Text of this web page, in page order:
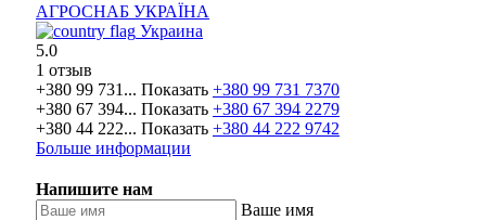
АГРОСНАБ УКРАЇНА
Украина
5.0
1 отзыв
+380 99 731... Показать +380 99 731 7370
+380 67 394... Показать +380 67 394 2279
+380 44 222... Показать +380 44 222 9742
Больше информации
Напишите нам
Ваше имя